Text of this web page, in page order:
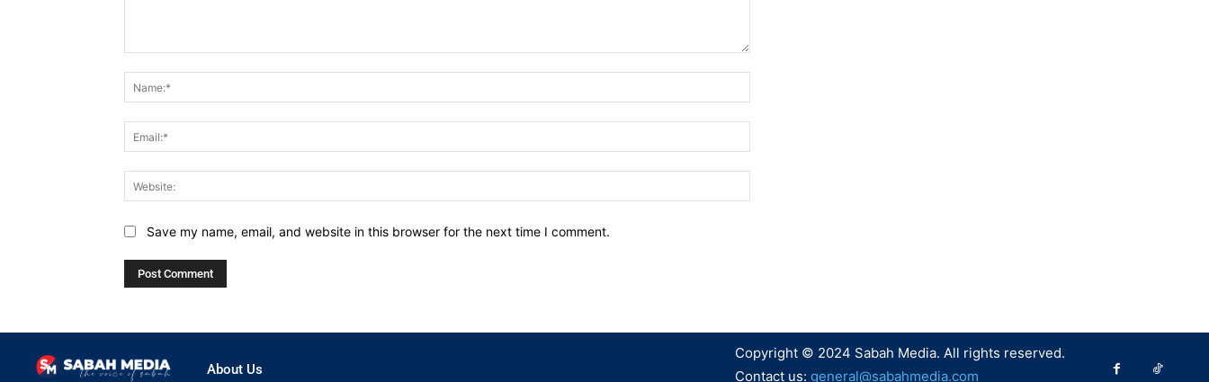
Save my name, email, and website in this browser for the next time I comment.
About Us
Copyright © 2024 Sabah Media. All rights reserved.
Contact us: general@sabahmedia.com